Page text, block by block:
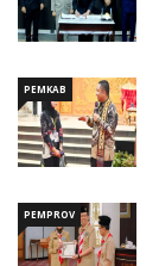
PEMKAB
PEMPROV